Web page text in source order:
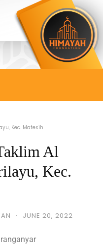
Kec. Matesih
Al
Kec.
· JUNE 20, 2022